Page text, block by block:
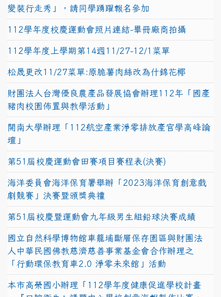
變裝行走秀」，請同學踴躍報名參加
112學年度校慶運動會照片連結-畢冊廠商拍攝
112學年度上學期第14週11/27-12/1菜單
松晟更改11/27菜單:原脆薯肉絲改為什錦花椰
財團法人台灣優良農產品發展協會辦理112年「國產
豬肉校園佈置與教學活動」
開南大學辦理「112航空產業淨零排放產官學高峰論
壇」
第51屆校慶運動會田賽項目賽程表(決賽)
海洋委員會海洋保育署舉辦「2023海洋保育創意戲
劇競賽」決賽暨頒獎典禮
第51屆校慶暨運動會九年級男生組鉛球決賽成績
國立自然科學博物館車籠埔斷層保存園區與財團法
人中華民國佛教慈濟慈善事業基金會合作辦理之
「行動環保教育車2.0 淨零未來館」活動
本市高榮國小辦理「112學年度健康促進學校計畫